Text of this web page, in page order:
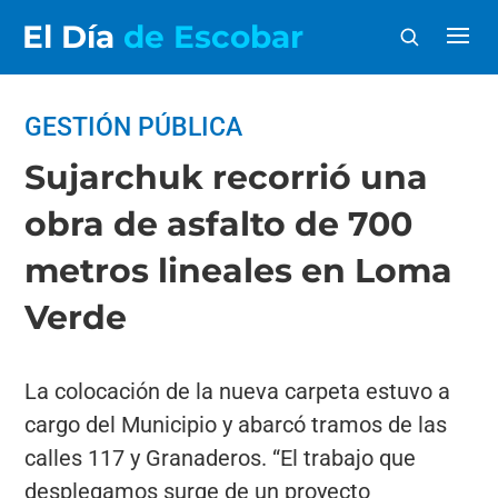
El Día de Escobar
GESTIÓN PÚBLICA
Sujarchuk recorrió una
obra de asfalto de 700
metros lineales en Loma
Verde
La colocación de la nueva carpeta estuvo a
cargo del Municipio y abarcó tramos de las
calles 117 y Granaderos. “El trabajo que
desplegamos surge de un proyecto